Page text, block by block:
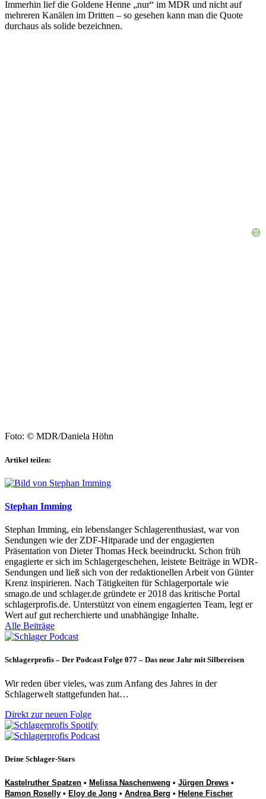
Immerhin lief die Goldene Henne „nur“ im MDR und nicht auf
mehreren Kanälen im Dritten – so gesehen kann man die Quote
durchaus als solide bezeichnen.
Foto: © MDR/Daniela Höhn
Artikel teilen:
Stephan Imming
Stephan Imming, ein lebenslanger Schlagerenthusiast, war von
Sendungen wie der ZDF-Hitparade und der engagierten
Präsentation von Dieter Thomas Heck beeindruckt. Schon früh
engagierte er sich im Schlagergeschehen, leistete Beiträge in WDR-
Sendungen und ließ sich von der redaktionellen Arbeit von Günter
Krenz inspirieren. Nach Tätigkeiten für Schlagerportale wie
smago.de und schlager.de gründete er 2018 das kritische Portal
schlagerprofis.de. Unterstützt von einem engagierten Team, legt er
Wert auf gut recherchierte und unabhängige Inhalte.
Alle Beiträge
Schlagerprofis – Der Podcast Folge 077 – Das neue Jahr mit Silbereisen
Wir reden über vieles, was zum Anfang des Jahres in der
Schlagerwelt stattgefunden hat…
Direkt zur neuen Folge
Deine Schlager-Stars
Kastelruther Spatzen • Melissa Naschenweng • Jürgen Drews •
Ramon Roselly • Eloy de Jong • Andrea Berg • Helene Fischer